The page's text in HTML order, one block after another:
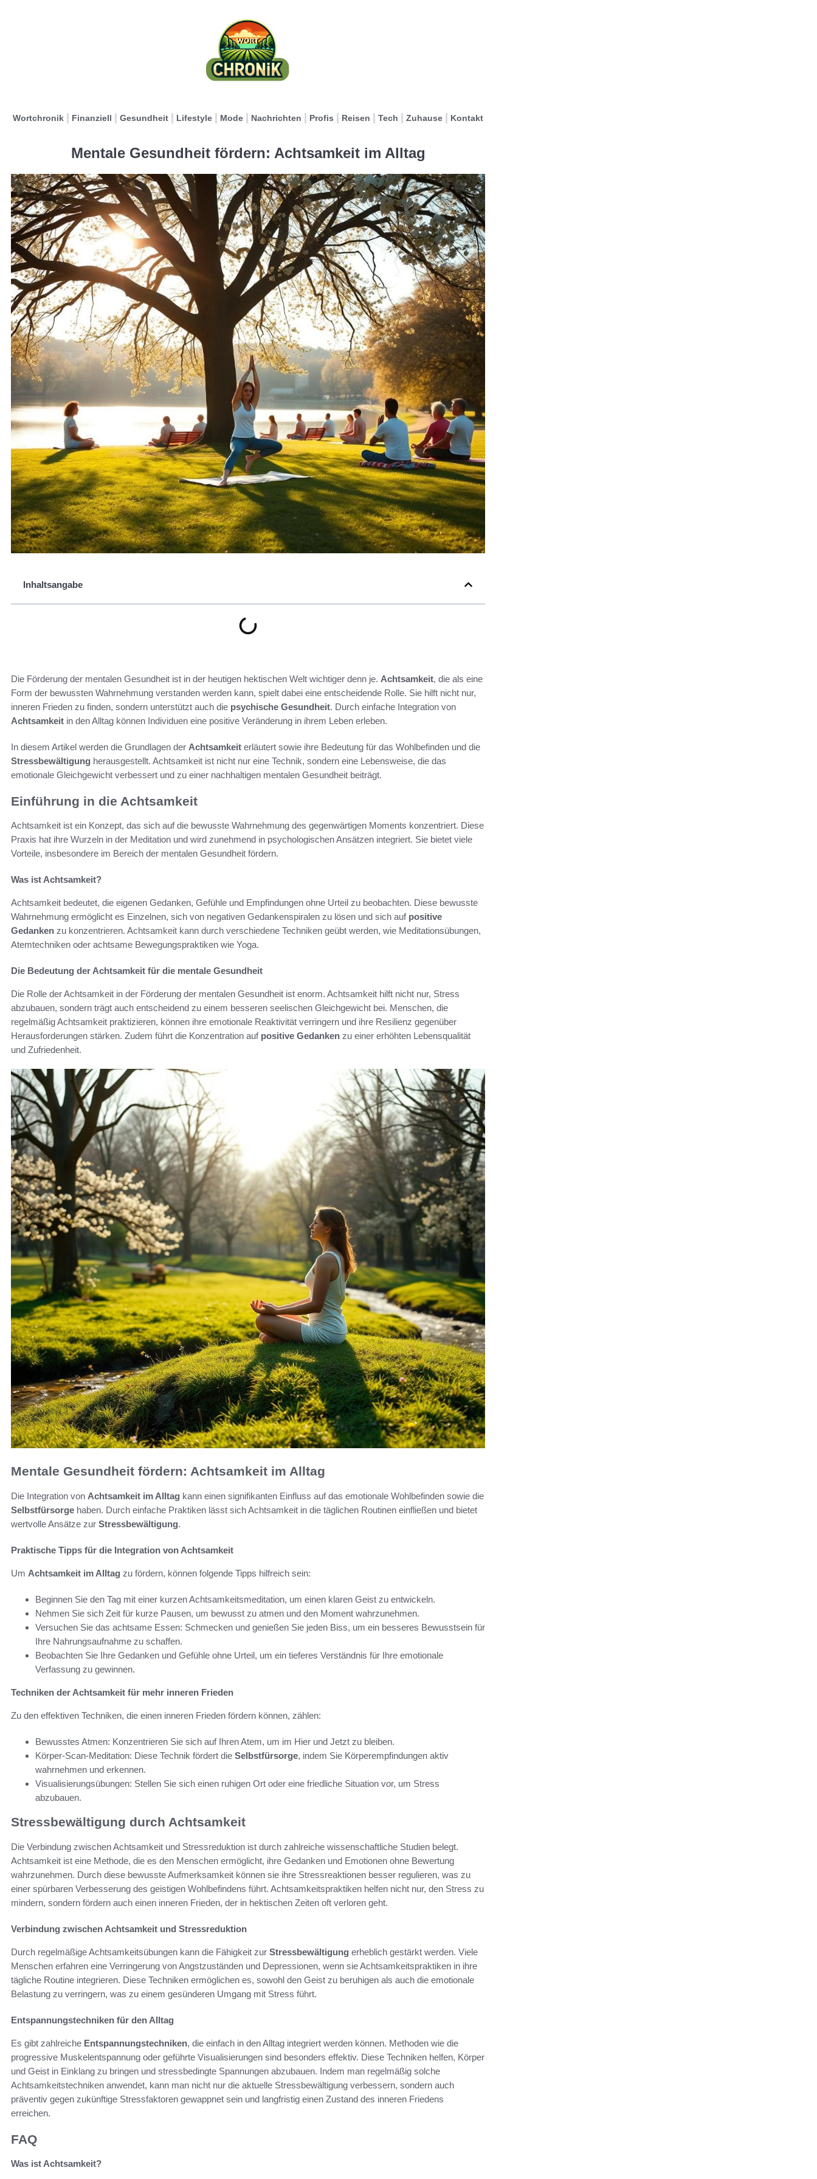
Wortchronik Finanziell Gesundheit Lifestyle Mode Nachrichten Profis Reisen Tech Zuhause Kontakt
Mentale Gesundheit fördern: Achtsamkeit im Alltag
Inhaltsangabe
Die Förderung der mentalen Gesundheit ist in der heutigen hektischen Welt wichtiger denn je. Achtsamkeit, die als eine
Form der bewussten Wahrnehmung verstanden werden kann, spielt dabei eine entscheidende Rolle. Sie hilft nicht nur,
inneren Frieden zu finden, sondern unterstützt auch die psychische Gesundheit. Durch einfache Integration von
Achtsamkeit in den Alltag können Individuen eine positive Veränderung in ihrem Leben erleben.
In diesem Artikel werden die Grundlagen der Achtsamkeit erläutert sowie ihre Bedeutung für das Wohlbefinden und die
Stressbewältigung herausgestellt. Achtsamkeit ist nicht nur eine Technik, sondern eine Lebensweise, die das
emotionale Gleichgewicht verbessert und zu einer nachhaltigen mentalen Gesundheit beiträgt.
Einführung in die Achtsamkeit
Achtsamkeit ist ein Konzept, das sich auf die bewusste Wahrnehmung des gegenwärtigen Moments konzentriert. Diese
Praxis hat ihre Wurzeln in der Meditation und wird zunehmend in psychologischen Ansätzen integriert. Sie bietet viele
Vorteile, insbesondere im Bereich der mentalen Gesundheit fördern.
Was ist Achtsamkeit?
Achtsamkeit bedeutet, die eigenen Gedanken, Gefühle und Empfindungen ohne Urteil zu beobachten. Diese bewusste
Wahrnehmung ermöglicht es Einzelnen, sich von negativen Gedankenspiralen zu lösen und sich auf positive
Gedanken zu konzentrieren. Achtsamkeit kann durch verschiedene Techniken geübt werden, wie Meditationsübungen,
Atemtechniken oder achtsame Bewegungspraktiken wie Yoga.
Die Bedeutung der Achtsamkeit für die mentale Gesundheit
Die Rolle der Achtsamkeit in der Förderung der mentalen Gesundheit ist enorm. Achtsamkeit hilft nicht nur, Stress
abzubauen, sondern trägt auch entscheidend zu einem besseren seelischen Gleichgewicht bei. Menschen, die
regelmäßig Achtsamkeit praktizieren, können ihre emotionale Reaktivität verringern und ihre Resilienz gegenüber
Herausforderungen stärken. Zudem führt die Konzentration auf positive Gedanken zu einer erhöhten Lebensqualität
und Zufriedenheit.
Mentale Gesundheit fördern: Achtsamkeit im Alltag
Die Integration von Achtsamkeit im Alltag kann einen signifikanten Einfluss auf das emotionale Wohlbefinden sowie die
Selbstfürsorge haben. Durch einfache Praktiken lässt sich Achtsamkeit in die täglichen Routinen einfließen und bietet
wertvolle Ansätze zur Stressbewältigung.
Praktische Tipps für die Integration von Achtsamkeit
Um Achtsamkeit im Alltag zu fördern, können folgende Tipps hilfreich sein:
Beginnen Sie den Tag mit einer kurzen Achtsamkeitsmeditation, um einen klaren Geist zu entwickeln.
Nehmen Sie sich Zeit für kurze Pausen, um bewusst zu atmen und den Moment wahrzunehmen.
Versuchen Sie das achtsame Essen: Schmecken und genießen Sie jeden Biss, um ein besseres Bewusstsein für
Ihre Nahrungsaufnahme zu schaffen.
Beobachten Sie Ihre Gedanken und Gefühle ohne Urteil, um ein tieferes Verständnis für Ihre emotionale
Verfassung zu gewinnen.
Techniken der Achtsamkeit für mehr inneren Frieden
Zu den effektiven Techniken, die einen inneren Frieden fördern können, zählen:
Bewusstes Atmen: Konzentrieren Sie sich auf Ihren Atem, um im Hier und Jetzt zu bleiben.
Körper-Scan-Meditation: Diese Technik fördert die Selbstfürsorge, indem Sie Körperempfindungen aktiv
wahrnehmen und erkennen.
Visualisierungsübungen: Stellen Sie sich einen ruhigen Ort oder eine friedliche Situation vor, um Stress
abzubauen.
Stressbewältigung durch Achtsamkeit
Die Verbindung zwischen Achtsamkeit und Stressreduktion ist durch zahlreiche wissenschaftliche Studien belegt.
Achtsamkeit ist eine Methode, die es den Menschen ermöglicht, ihre Gedanken und Emotionen ohne Bewertung
wahrzunehmen. Durch diese bewusste Aufmerksamkeit können sie ihre Stressreaktionen besser regulieren, was zu
einer spürbaren Verbesserung des geistigen Wohlbefindens führt. Achtsamkeitspraktiken helfen nicht nur, den Stress zu
mindern, sondern fördern auch einen inneren Frieden, der in hektischen Zeiten oft verloren geht.
Verbindung zwischen Achtsamkeit und Stressreduktion
Durch regelmäßige Achtsamkeitsübungen kann die Fähigkeit zur Stressbewältigung erheblich gestärkt werden. Viele
Menschen erfahren eine Verringerung von Angstzuständen und Depressionen, wenn sie Achtsamkeitspraktiken in ihre
tägliche Routine integrieren. Diese Techniken ermöglichen es, sowohl den Geist zu beruhigen als auch die emotionale
Belastung zu verringern, was zu einem gesünderen Umgang mit Stress führt.
Entspannungstechniken für den Alltag
Es gibt zahlreiche Entspannungstechniken, die einfach in den Alltag integriert werden können. Methoden wie die
progressive Muskelentspannung oder geführte Visualisierungen sind besonders effektiv. Diese Techniken helfen, Körper
und Geist in Einklang zu bringen und stressbedingte Spannungen abzubauen. Indem man regelmäßig solche
Achtsamkeitstechniken anwendet, kann man nicht nur die aktuelle Stressbewältigung verbessern, sondern auch
präventiv gegen zukünftige Stressfaktoren gewappnet sein und langfristig einen Zustand des inneren Friedens
erreichen.
FAQ
Was ist Achtsamkeit?